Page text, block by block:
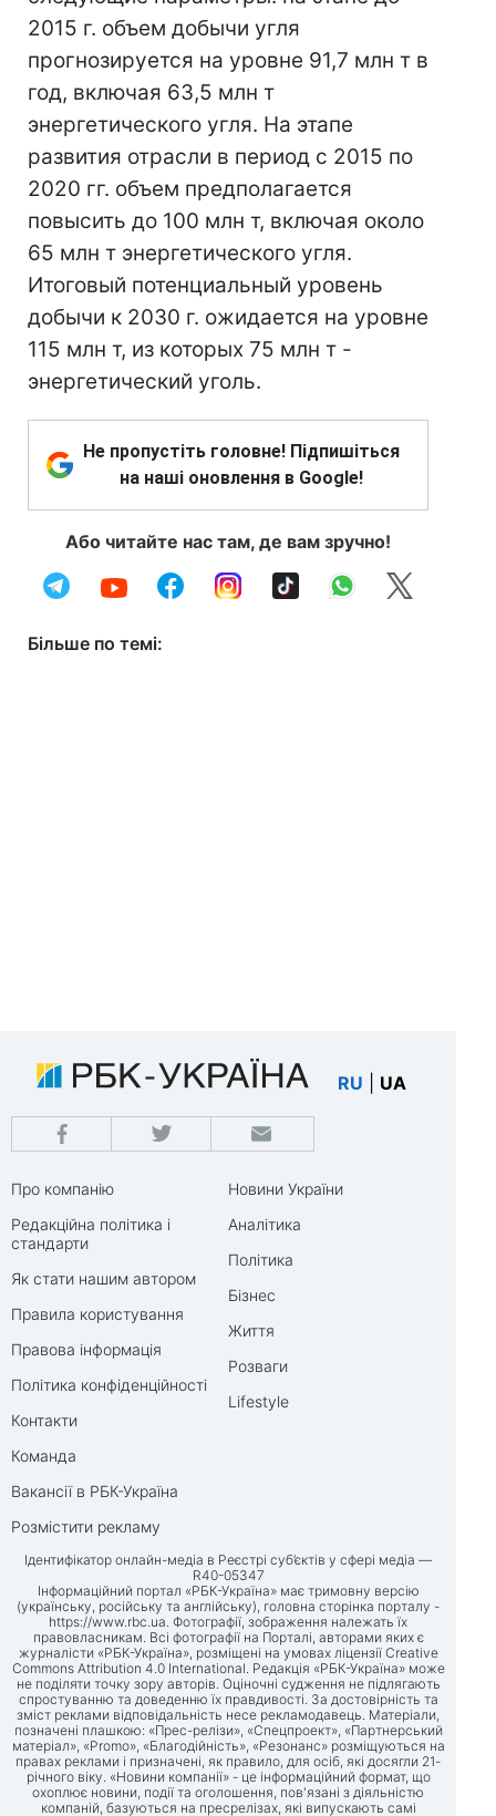
2015 г. объем добычи угля
прогнозируется на уровне 91,7 млн т в
год, включая 63,5 млн т
энергетического угля. На этапе
развития отрасли в период с 2015 по
2020 гг. объем предполагается
повысить до 100 млн т, включая около
65 млн т энергетического угля.
Итоговый потенциальный уровень
добычи к 2030 г. ожидается на уровне
115 млн т, из которых 75 млн т -
энергетический уголь.
Не пропустіть головне! Підпишіться
на наші оновлення в Google!
Або читайте нас там, де вам зручно!
Більше по темі:
RU UA
Про компанію
Редакційна політика і
стандарти
Як стати нашим автором
Правила користування
Правова інформація
Політика конфіденційності
Контакти
Команда
Вакансії в РБК-Україна
Розмістити рекламу
Новини України
Аналітика
Політика
Бізнес
Життя
Розваги
Lifestyle
Ідентифікатор онлайн-медіа в Реєстрі суб’єктів у сфері медіа —
R40-05347
Інформаційний портал «РБК-Україна» має тримовну версію
(українську, російську та англійську), головна сторінка порталу -
https://www.rbc.ua. Фотографії, зображення належать їх
правовласникам. Всі фотографії на Порталі, авторами яких є
журналісти «РБК-Україна», розміщені на умовах ліцензії Creative
Commons Attribution 4.0 International. Редакція «РБК-Україна» може
не поділяти точку зору авторів. Оціночні судження не підлягають
спростуванню та доведенню їх правдивості. За достовірність та
зміст реклами відповідальність несе рекламодавець. Матеріали,
позначені плашкою: «Прес-релізи», «Спецпроект», «Партнерський
матеріал», «Promo», «Благодійність», «Резонанс» розміщуються на
правах реклами і призначені, як правило, для осіб, які досягли 21-
річного віку. «Новини компанії» - це інформаційний формат, що
охоплює новини, події та оголошення, пов'язані з діяльністю
компаній, базуються на пресрелізах, які випускають самі